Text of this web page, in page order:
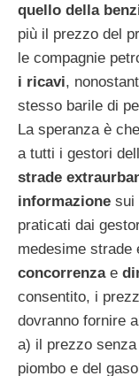
quello della
più il prezzo del
le compagnie
i ricavi,
stesso barile di
La speranza è
a tutti i gestori
strade
informazione sui
praticati dai
medesime strade
concorrenzae
consentito, i
dovranno fornire
a) il prezzo
piombo e del